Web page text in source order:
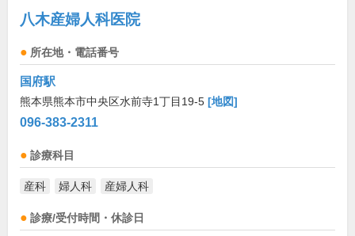
八木産婦人科医院
所在地・電話番号
国府駅
熊本県熊本市中央区水前寺1丁目19-5 [地図]
096-383-2311
診療科目
産科 婦人科 産婦人科
診療/受付時間・休診日